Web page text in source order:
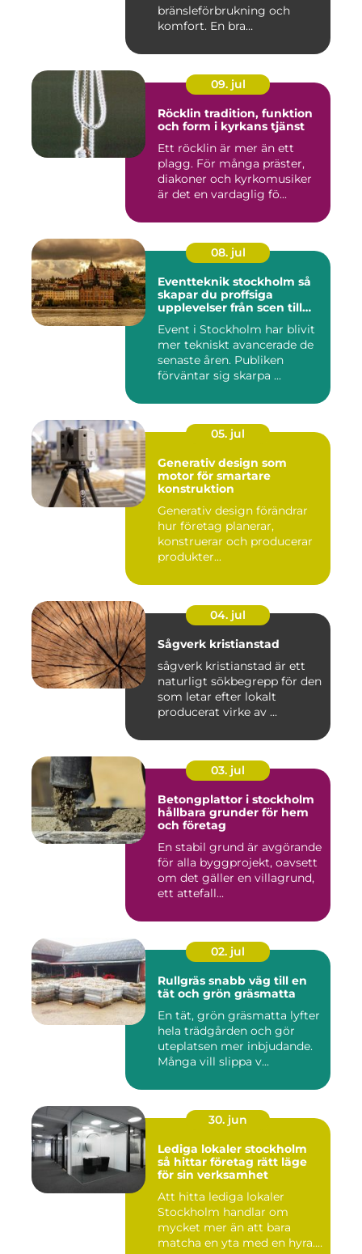
bränsleförbrukning och
komfort. En bra
09. jul
Röcklin tradition, funktion
och form i kyrkans tjänst
Ett röcklin är mer än ett
plagg. För många präster,
diakoner och kyrkomusiker
är det en vardaglig fö...
08. jul
Eventteknik stockholm så
skapar du proffsiga
upplevelser från scen till
Event i Stockholm har blivit
mer tekniskt avancerade de
senaste åren. Publiken
förväntar sig skarpa ...
05. jul
Generativ design som
motor för smartare
konstruktion
Generativ design förändrar
hur företag planerar,
konstruerar och producerar
produkter...
04. jul
Sågverk kristianstad
sågverk kristianstad är ett
naturligt sökbegrepp för den
som letar efter lokalt
producerat virke av ...
03. jul
Betongplattor i stockholm
hållbara grunder för hem
och företag
En stabil grund är avgörande
för alla byggprojekt, oavsett
om det gäller en villagrund,
ett attefall...
02. jul
Rullgräs snabb väg till en
tät och grön gräsmatta
En tät, grön gräsmatta lyfter
hela trädgården och gör
uteplatsen mer inbjudande.
Många vill slippa v...
30. jun
Lediga lokaler stockholm
så hittar företag rätt läge
för sin verksamhet
Att hitta lediga lokaler
Stockholm handlar om
mycket mer än att bara
matcha en yta med en hyra.